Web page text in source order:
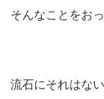
そんなことをお
流石にそれはな